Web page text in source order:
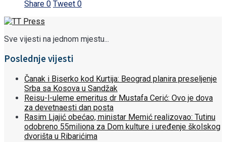
Share 0 Tweet 0
Sve vijesti na jednom mjestu...
Poslednje vijesti
Čanak i Biserko kod Kurtija: Beograd planira preseljenje
Srba sa Kosova u Sandžak
Reisu-l-uleme emeritus dr Mustafa Cerić: Ovo je dova
za devetnaesti dan posta
Rasim Ljajić obećao, ministar Memić realizovao: Tutinu
odobreno 55miliona za Dom kulture i uređenje školskog
dvorišta u Ribarićima